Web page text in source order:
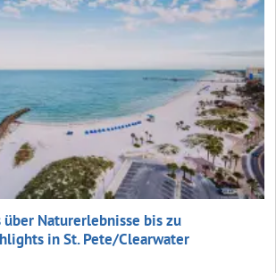
Naturerlebnisse bis zu
in St. Pete/Clearwater